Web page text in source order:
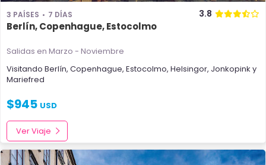
3 PAÍSES 7 DÍAS 3.8
Berlín, Copenhague, Estocolmo
Salidas en Marzo - Noviembre
Visitando Berlín, Copenhague, Estocolmo, Helsingor, Jonkopink y
Mariefred
$945 USD
Ver Viaje